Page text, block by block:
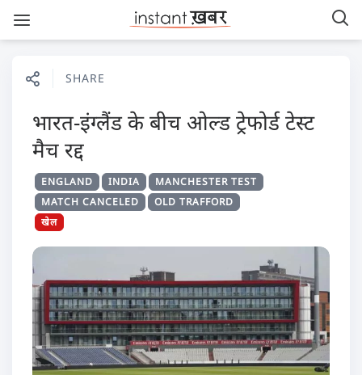
SHARE
भारत-इंग्लैंड के बीच ओल्ड ट्रेफोर्ड टेस्ट
मैच रद्द
ENGLAND INDIA
MANCHESTER TEST
MATCH CANCELED
OLD TRAFFORD
खेल